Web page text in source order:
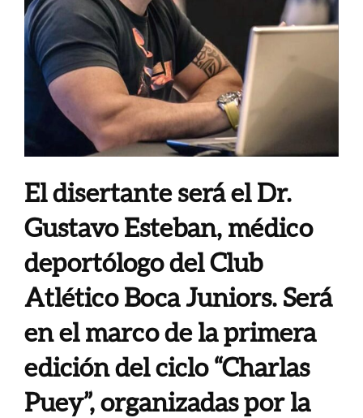
El disertante será el Dr.
Gustavo Esteban, médico
deportólogo del Club
Atlético Boca Juniors. Será
en el marco de la primera
edición del ciclo “Charlas
Puey”, organizadas por la